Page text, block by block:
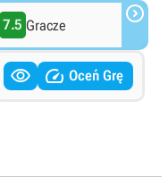
7.5 Gracze 
  Oceń Grę